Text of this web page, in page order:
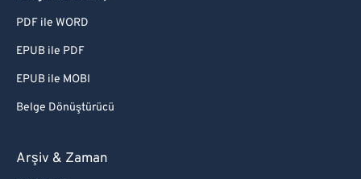
PDF ile WORD
EPUB ile PDF
EPUB ile MOBI
Belge Dönüştürücü
Arşiv & Zaman